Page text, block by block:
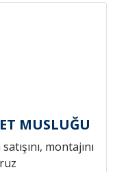
MUSLUĞU
montajını